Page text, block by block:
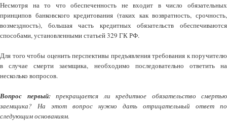
Несмотря на то что обеспеченность не входит в число обязательных
принципов банковского кредитования (таких как возвратность, срочность,
возмездность), большая часть кредитных обязательств обеспечиваются
способами, установленными статьей 329 ГК РФ.
Для того чтобы оценить перспективы предъявления требования к поручителю
в случае смерти заемщика, необходимо последовательно ответить на
несколько вопросов.
Вопрос первый:прекращается ли кредитное обязательство смертью
заемщика? На этот вопрос нужно дать отрицательный ответ по
следующим основаниям.